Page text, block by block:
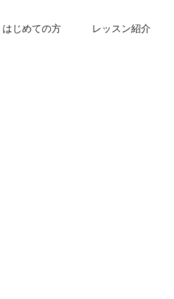
はじめての方 レッスン紹介